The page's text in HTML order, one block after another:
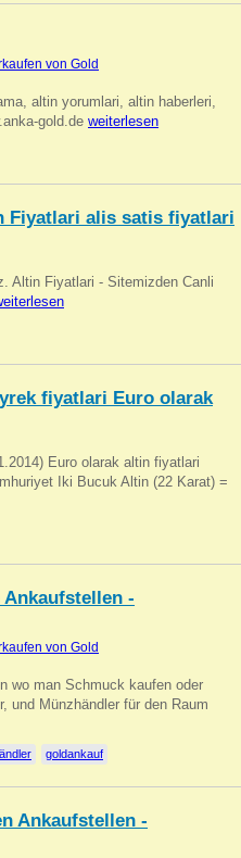
von Gold
altin yorumlari, altin haberleri,
gold.de weiterlesen
Fiyatlari alis satis fiyatlari
Altin Fiyatlari - Sitemizden Canli
fiyatlari Euro olarak
Euro olarak altin fiyatlari
Iki Bucuk Altin (22 Karat) =
-
von Gold
wo man Schmuck kaufen oder
und Münzhändler für den Raum
goldankauf
Ankaufstellen -